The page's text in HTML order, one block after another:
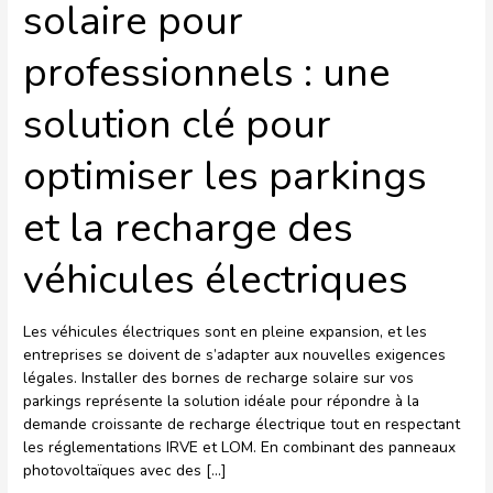
solaire pour
professionnels : une
solution clé pour
optimiser les parkings
et la recharge des
véhicules électriques
Les véhicules électriques sont en pleine expansion, et les
entreprises se doivent de s’adapter aux nouvelles exigences
légales. Installer des bornes de recharge solaire sur vos
parkings représente la solution idéale pour répondre à la
demande croissante de recharge électrique tout en respectant
les réglementations IRVE et LOM. En combinant des panneaux
photovoltaïques avec des […]
la
des
véhicules
électriques